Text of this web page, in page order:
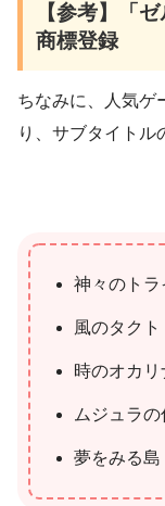
【参考】「
商標登録
ちなみに、人気ゲ
り、サブタイトル
神々のトラ
風のタクト
時のオカリ
ムジュラ
夢をみる島